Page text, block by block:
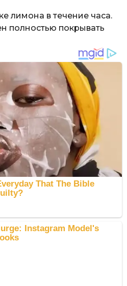
лимона в течение часа.
полностью покрывать